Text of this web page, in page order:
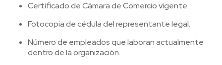
Certificado de Cámara de Comercio vigente.
Fotocopia de cédula del representante legal.
Número de empleados que laboran actualmente
dentro de la organización.